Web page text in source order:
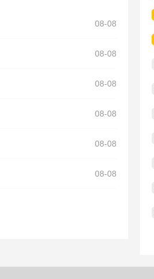
08-08
08-08
08-08
08-08
08-08
08-08